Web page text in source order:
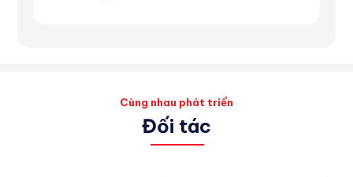
Cùng nhau phát triển
Đối tác